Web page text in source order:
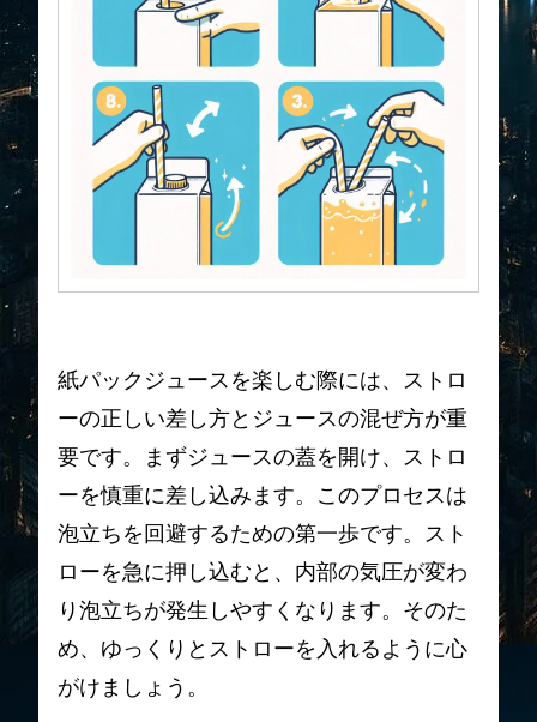
紙パックジュースを楽しむ際には、ストロ
ーの正しい差し方とジュースの混ぜ方が重
要です。まずジュースの蓋を開け、ストロ
ーを慎重に差し込みます。このプロセスは
泡立ちを回避するための第一歩です。スト
ローを急に押し込むと、内部の気圧が変わ
り泡立ちが発生しやすくなります。そのた
め、ゆっくりとストローを入れるように心
がけましょう。